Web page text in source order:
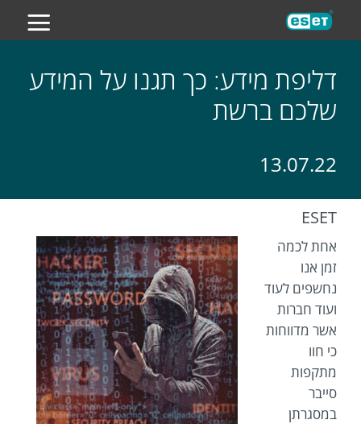
דליפת מידע: כך תגנו על המידע
שלכם ברשת
13.07.22
ESET
אחת לכמה
זמן אנו
נחשפים לעוד
ועוד חברות
אשר מדווחות
כי חוו
מתקפות
סייבר
במסגרתן